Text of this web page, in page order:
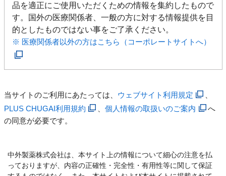
品を適正にご使用いただくための情報を集約したもので
す。国外の医療関係者、一般の方に対する情報提供を目
的としたものではない事をご了承ください。
※ 医療関係者以外の方はこちら（コーポレートサイトへ）
当サイトのご利用にあたっては、 ウェブサイト利用規定
PLUS CHUGAI利用規約
、個人情報の取扱いのご案内
へ
の同意が必要です。
中外製薬株式会社は、本サイト上の情報について細心の注意を払
っておりますが、内容の正確性・完全性・有用性等に関して保証